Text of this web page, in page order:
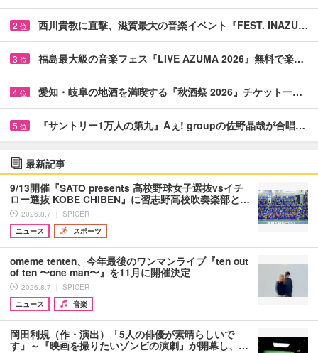
2 位 西川貴教に直撃、滋賀最大の音楽イベント『FEST. INAZU…
3 位 福島最大級の音楽フェス『LIVE AZUMA 2026』無料で楽…
4 位 愛知・岐阜の地酒を満喫する『秋酒祭 2026』チケット一…
5 位 『サントリー1万人の第九』Aぇ! groupの佐野晶哉が合唱…
最新記事
9/13開催『SATO presents 高校野球女子選抜vsイチ
ロー選抜 KOBE CHIBEN』に習志野高校吹奏楽部と…
2026.8.7 ｜ SPICER
ニュース
スポーツ
omeme tenten、今年最後のワンマンライブ『ten out
of ten 〜one man〜』を11月に開催決定
2026.8.7 ｜ SPICER
ニュース
音楽
岡田利規（作・演出）「5人の俳優が素晴らしいで
す」～『映画を撮りたいゾンビの演劇』が開幕し、…